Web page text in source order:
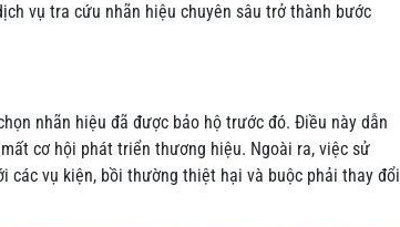
vụ tra cứu nhãn hiệu chuyên sâu trở thành bước
nhãn hiệu đã được bảo hộ trước đó. Điều này dẫn
cơ hội phát triển thương hiệu. Ngoài ra, việc sử
các vụ kiện, bồi thường thiệt hại và buộc phải thay đổi